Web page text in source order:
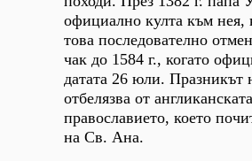
официално култа към нея,
това последователно
чак до 1584 г., когато
датата 26 юли. Празникът
отбелязва от
православието, което
на Св. Ана.